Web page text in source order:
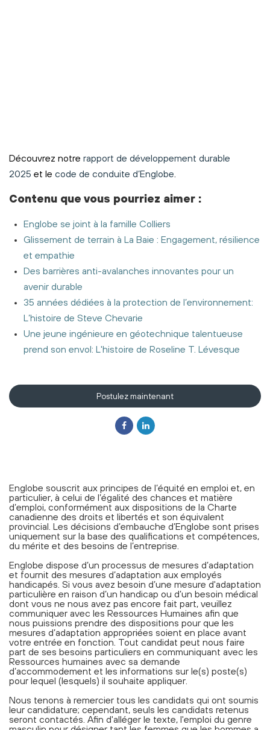
Découvrez notre rapport de développement durable
2025 et le code de conduite d’Englobe.
Contenu que vous pourriez aimer :
Englobe se joint à la famille Colliers
Glissement de terrain à La Baie : Engagement, résilience
et empathie
Des barrières anti-avalanches innovantes pour un
avenir durable
35 années dédiées à la protection de l’environnement:
L’histoire de Steve Chevarie
Une jeune ingénieure en géotechnique talentueuse
prend son envol: L'histoire de Roseline T. Lévesque
Postulez maintenant
Englobe souscrit aux principes de l’équité en emploi et, en
particulier, à celui de l’égalité des chances et matière
d’emploi, conformément aux dispositions de la Charte
canadienne des droits et libertés et son équivalent
provincial. Les décisions d’embauche d’Englobe sont prises
uniquement sur la base des qualifications et compétences,
du mérite et des besoins de l’entreprise.
Englobe dispose d’un processus de mesures d’adaptation
et fournit des mesures d’adaptation aux employés
handicapés. Si vous avez besoin d’une mesure d'adaptation
particulière en raison d’un handicap ou d’un besoin médical
dont vous ne nous avez pas encore fait part, veuillez
communiquer avec les Ressources Humaines afin que
nous puissions prendre des dispositions pour que les
mesures d’adaptation appropriées soient en place avant
votre entrée en fonction. Tout candidat peut nous faire
part de ses besoins particuliers en communiquant avec les
Ressources humaines avec sa demande
d’accommodement et les informations sur le(s) poste(s)
pour lequel (lesquels) il souhaite appliquer.
Nous tenons à remercier tous les candidats qui ont soumis
leur candidature; cependant, seuls les candidats retenus
seront contactés. Afin d'alléger le texte, l'emploi du genre